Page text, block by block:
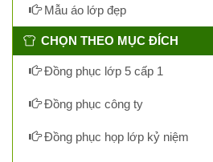
Mẫu áo lớp đẹp
CHỌN THEO MỤC ĐÍCH
Đồng phục lớp 5 cấp 1
Đồng phục công ty
Đồng phục họp lớp kỷ niệm